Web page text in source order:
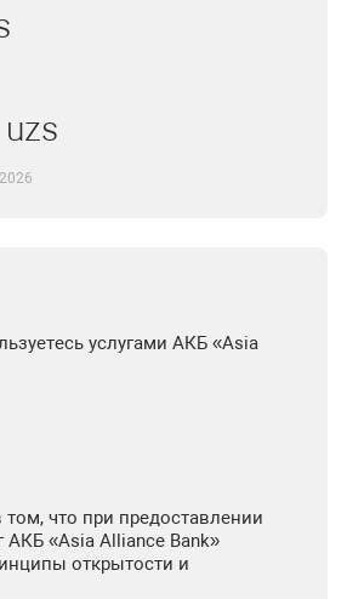
услугами АКБ «Asia
что при предоставлении
АКБ «Asia Alliance Bank»
открытости и